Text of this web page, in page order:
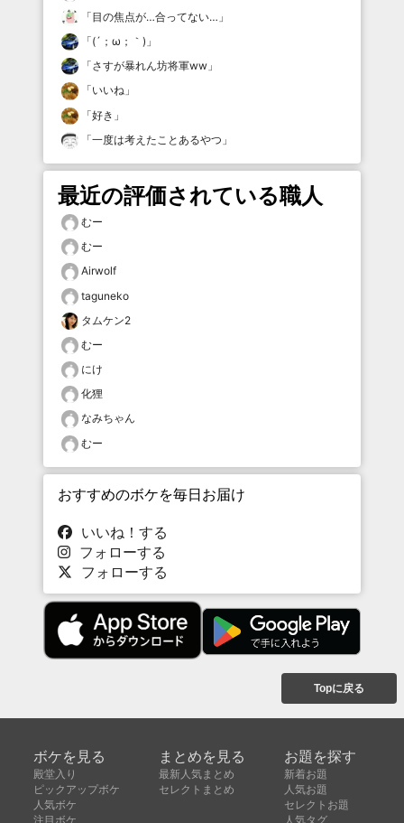
「目の焦点が…合ってない… 」
「(´；ω；｀) 」
「さすが暴れん坊将軍ww 」
「いいね 」
「好き 」
「一度は考えたことあるやつ 」
最近の評価されている職人
むー
むー
Airwolf
taguneko
タムケン2
むー
にけ
化狸
なみちゃん
むー
おすすめのボケを毎日お届け
いいね！する
フォローする
フォローする
Topに戻る
ボケを見る
殿堂入り
ピックアップボケ
人気ボケ
注目ボケ
まとめを見る
最新人気まとめ
セレクトまとめ
お題を探す
新着お題
人気お題
セレクトお題
人気タグ